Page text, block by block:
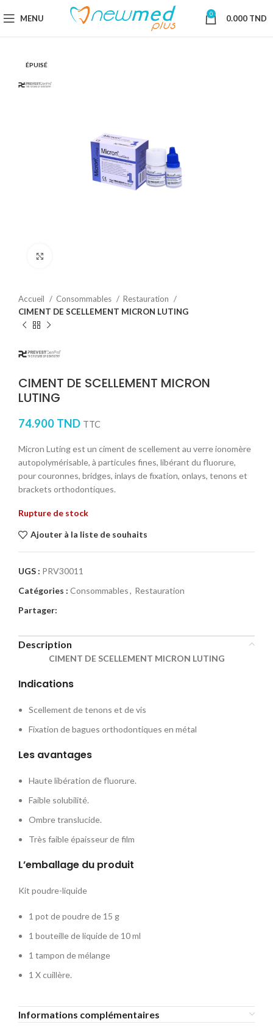
MENU 0 0.000 TND
ÉPUISÉ
Accueil Consommables
Restauration
CIMENT DE SCELLEMENT MICRON LUTING
CIMENT DE SCELLEMENT MICRON
LUTING
74.900 TND TTC
Micron Luting est un ciment de scellement au verre ionomère
autopolymérisable, à particules fines, libérant du fluorure,
pour couronnes, bridges, inlays de fixation, onlays, tenons et
brackets orthodontiques.
Rupture de stock
Ajouter à la liste de souhaits
UGS : PRV30011
Catégories : Consommables, Restauration
Partager:
Description
CIMENT DE SCELLEMENT MICRON LUTING
Indications
Scellement de tenons et de vis
Fixation de bagues orthodontiques en métal
Les avantages
Haute libération de fluorure.
Faible solubilité.
Ombre translucide.
Très faible épaisseur de film
L’emballage du produit
Kit poudre-liquide
1 pot de poudre de 15 g
1 bouteille de liquide de 10 ml
1 tampon de mélange
1 X cuillère.
Informations complémentaires